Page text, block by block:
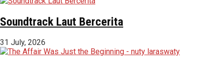
Soundtrack Laut Bercerita
31 July, 2026